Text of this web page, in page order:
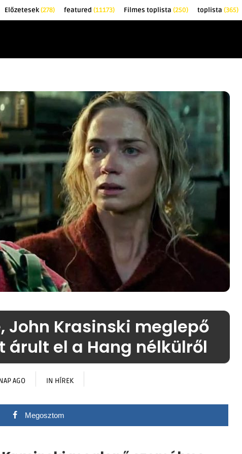
Előzetesek(278) featured (11173) Filmes toplista (250) toplista (365)
John Krasinski meglepő
árult el a Hang nélkülről
AGO IN HÍREK
Megosztom